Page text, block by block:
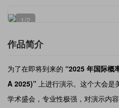
1/2
作品简介
为了在即将到来的 “2025 年国际概
A 2025)” 上进行演示。这个大会是
学术盛会，专业性极强，对演示内